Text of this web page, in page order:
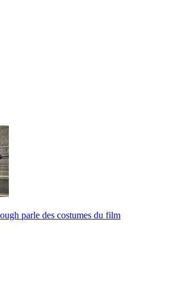
parle des costumes du film